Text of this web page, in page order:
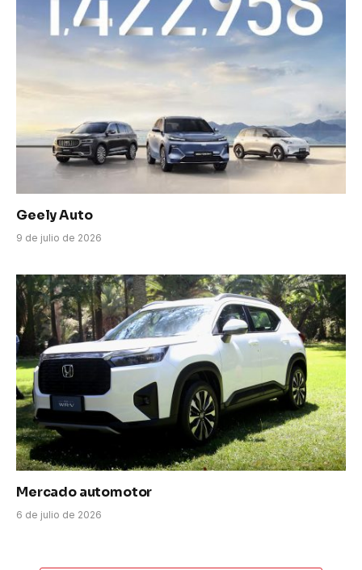
Geely Auto
9 de julio de 2026
Mercado automotor
6 de julio de 2026